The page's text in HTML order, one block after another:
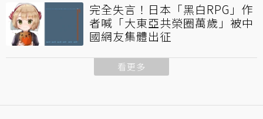
完全失言！日本「黑白RPG」作
者喊「大東亞共榮圈萬歲」被中
國網友集體出征
看更多